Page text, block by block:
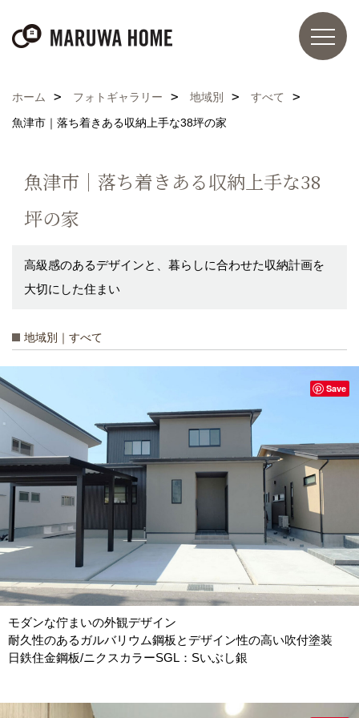
ホーム フォトギャラリー 地域別
すべて
魚津市｜落ち着きある収納上手な38坪の家
魚津市｜落ち着きある収納上手な38
坪の家
高級感のあるデザインと、暮らしに合わせた収納計画を
大切にした住まい
地域別｜すべて
モダンな佇まいの外観デザイン
耐久性のあるガルバリウム鋼板とデザイン性の高い吹付塗装
日鉄住金鋼板/ニクスカラーSGL：Sいぶし銀
Save